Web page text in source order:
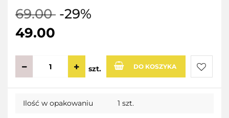
69.00 -29%
49.00
szt. DO KOSZYKA
Do
Ilość w opakowaniu 1 szt.